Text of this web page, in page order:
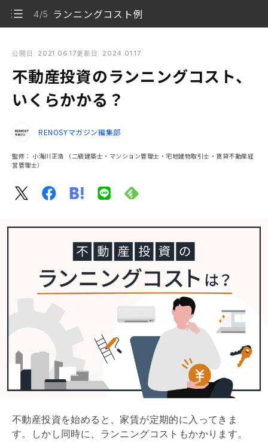
4/5 ランニングコスト例
1/5 不動産投資にはランニングコストが発生する
2/5 常にかかる費用の内訳
3/5 突発的に発生する費用の内訳
4/5 ランニングコスト例
5/5 ランニングコストは経費にできる項目も多い
公開日: 2021.06.17更新日: 2024.01.17
不動産投資のランニングコスト、
いくらかかる？
RENOSYマガジン編集部
監修： 小海川正浩
（二級建築士・マンション管理士・宅地建物取引士・賃貸不動産経
営管理士）
不動産投資を始めると、家賃が定期的に入ってきま
す。しかし同時に、ランニングコストもかかります。